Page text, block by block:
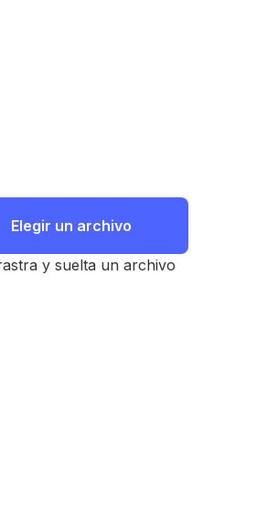
Elegir un archivo
y suelta un archivo